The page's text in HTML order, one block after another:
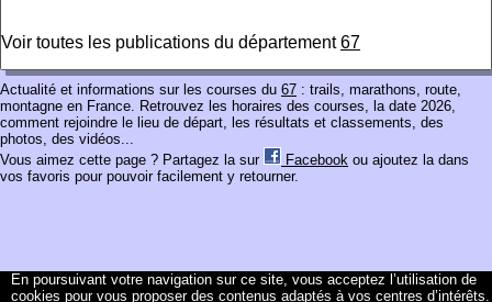
Voir toutes les publications du département67
Actualité et informations sur les courses du 67 : trails, marathons, route,
montagne en France. Retrouvez les horaires des courses, la date 2026,
comment rejoindre le lieu de départ, les résultats et classements, des
photos, des vidéos...
Vous aimez cette page ? Partagez la sur
Facebook ou ajoutez la dans
vos favoris pour pouvoir facilement y retourner.
En poursuivant votre navigation sur ce site, vous acceptez l’utilisation de
cookies pour vous proposer des contenus adaptés à vos centres d’intérêts.